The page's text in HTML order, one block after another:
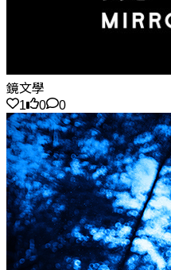
鏡文學
1
0 0